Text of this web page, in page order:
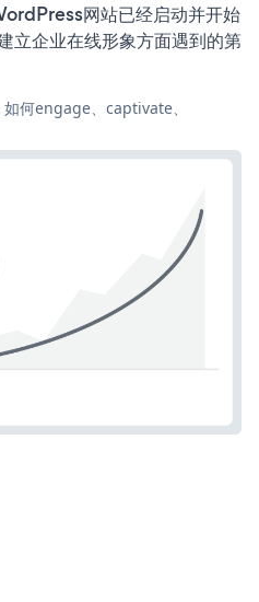
网站已经启动并开始
立企业在线形象方面遇到的第
何engage、captivate、